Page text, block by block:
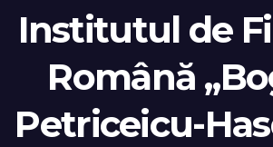
Institutul de
Română
Petriceicu-